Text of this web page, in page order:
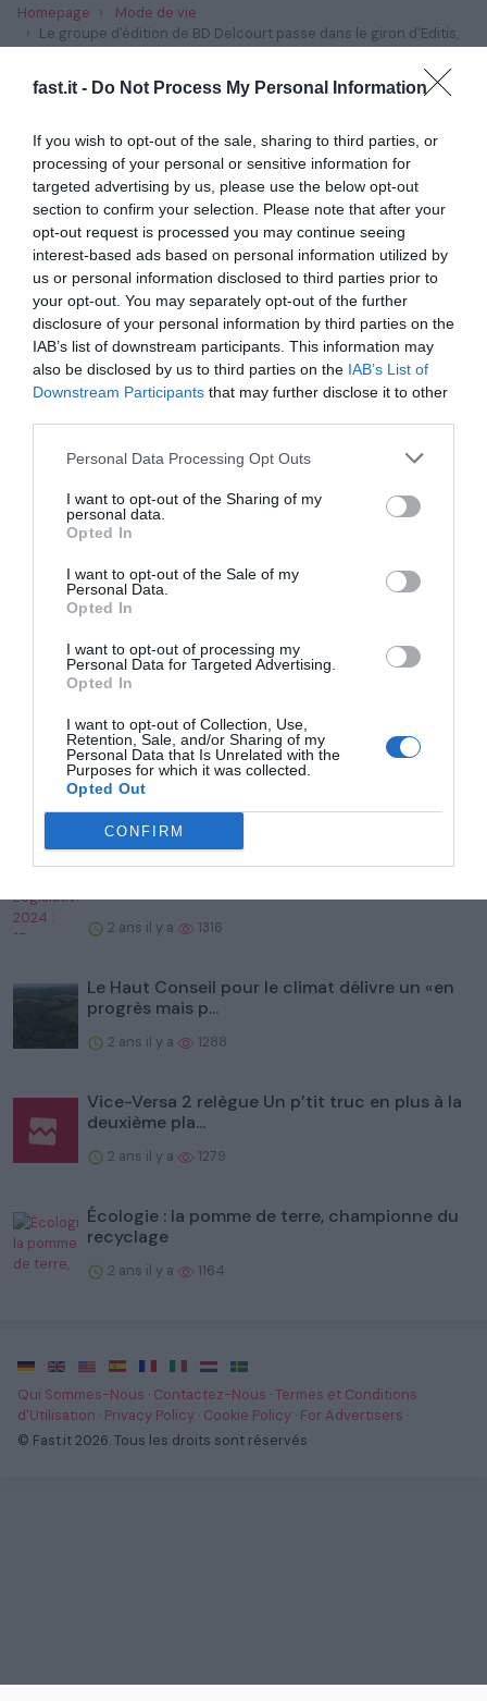
fast.it - Do Not Process My Personal Information
If you wish to opt-out of the sale, sharing to third parties, or
processing of your personal or sensitive information for
targeted advertising by us, please use the below opt-out
section to confirm your selection. Please note that after your
opt-out request is processed you may continue seeing
interest-based ads based on personal information utilized by
us or personal information disclosed to third parties prior to
your opt-out. You may separately opt-out of the further
disclosure of your personal information by third parties on the
IAB’s list of downstream participants. This information may
also be disclosed by us to third parties on the IAB’s List of
Downstream Participants that may further disclose it to other
Personal Data Processing Opt Outs
I want to opt-out of the Sharing of my
personal data.
Opted In
I want to opt-out of the Sale of my
Personal Data.
Opted In
I want to opt-out of processing my
Personal Data for Targeted Advertising.
Opted In
I want to opt-out of Collection, Use,
Retention, Sale, and/or Sharing of my
Personal Data that Is Unrelated with the
Purposes for which it was collected.
Opted Out
CONFIRM
Homepage
Mode de vie
Le groupe d'édition de BD Delcourt passe dans le giron d'Editis,
En rapport
L'écrivain britannique David Lodge, roi du
roman sarcastique...
1 année il y a 698
"C'est extrêmement conséquent" : dans les
régions, le milieu...
1 année il y a 627
Le Centre Pompidou fait le plein de visiteurs
avant sa ferme...
1 année il y a 665
Tendance
Populaire
Prix des billets, logements, embouteillages... En
1924 déjà,...
2 ans il y a 1354
Législatives 2024 : "Emmanuel Macron
2 ans il y a 1316
Le Haut Conseil pour le climat délivre un «en
progrès mais p...
2 ans il y a 1288
Vice-Versa 2 relègue Un p’tit truc en plus à la
deuxième pla...
2 ans il y a 1279
Écologie : la pomme de terre, championne du
recyclage
2 ans il y a 1164
· · · · · ·
·
Qui Sommes-Nous · Contactez-Nous ·Termes et Conditions
d'Utilisation · Privacy Policy · Cookie Policy · For Advertisers ·
© Fast.it 2026. Tous les droits sont réservés